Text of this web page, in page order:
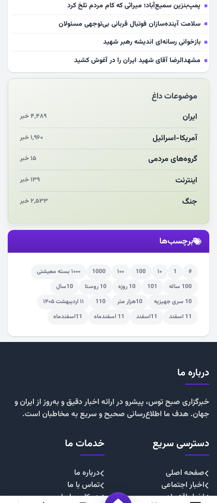
پمپ‌بنزین سمیع‌آباد؛ میراثی که کام مردم تلخ کرد
سلامت آینده‌سازان فوتبال قربانی بی‌توجهی مسئولان
بازخوانی رسانه‌ای اندیشه رهبر شهید
مشهدالرضا آقای شهید ایران را در آغوش کشید
مکن ای صبح طلوع
چرایی «استقبال از آقای ایران»
انقلاب مردمی و مردم انقلابی
مرگ خاموش زیست‌محیطی در منطقه تربت‌جام
چو‌ن‌وچرا در «علی‌الاصول» یا انتظار برای تحقق شروط
موضوعات داغ
ایران ۴,۴۸۹ خبر
آمریکا-اسرائیل ۱,۹۶۰ خبر
گروه‌های مردمی ۱۵ خبر
اینترنت ۱۳۹ خبر
جنگ ۲,۵۳۳ خبر
برچسب‌ها
#
1 ۱۰ 100 ۱۰۰ 1000
۱۰۰۰ بسته معیشتی
100 ساله
101 10 روزه 10 روستا
10سال
10 سری جهیزیه
10هزار متر 110
۱۱ اردیبهشت ۱۴۰۵
11 اسفند
11اسفند 11 اسفندماه 11اسفندماه
درباره ما
خبرگزاری صبح توس، پیشرو در ارائه اخبار دقیق و به‌روز از ایران و
جهان. هدف ما اطلاع‌رسانی صحیح و سریع به مخاطبان است.
دسترسی سریع
صفحه اصلی
اخبار اجتماعی
اخبار اقتصادی
خدمات ما
درباره ما
تماس با ما
همکاری با ما